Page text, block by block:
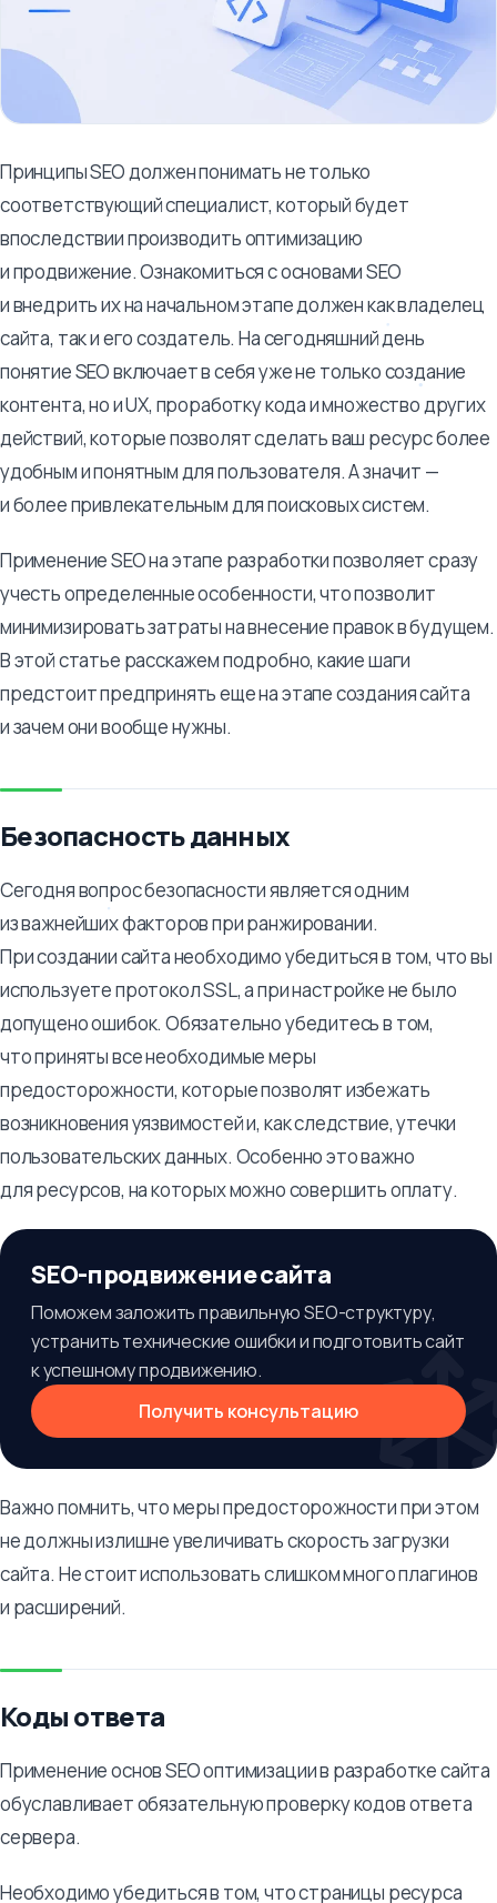
Принципы SEO должен понимать не только
соответствующий специалист, который будет
впоследствии производить оптимизацию
и продвижение. Ознакомиться с основами SEO
и внедрить их на начальном этапе должен как владелец
сайта, так и его создатель. На сегодняшний день
понятие SEO включает в себя уже не только создание
контента, но и UX, проработку кода и множество других
действий, которые позволят сделать ваш ресурс более
удобным и понятным для пользователя. А значит —
и более привлекательным для поисковых систем.
Применение SEO на этапе разработки позволяет сразу
учесть определенные особенности, что позволит
минимизировать затраты на внесение правок в будущем.
В этой статье расскажем подробно, какие шаги
предстоит предпринять еще на этапе создания сайта
и зачем они вообще нужны.
Безопасность данных
Сегодня вопрос безопасности является одним
из важнейших факторов при ранжировании.
При создании сайта необходимо убедиться в том, что вы
используете протокол SSL, а при настройке не было
допущено ошибок. Обязательно убедитесь в том,
что приняты все необходимые меры
предосторожности, которые позволят избежать
возникновения уязвимостей и, как следствие, утечки
пользовательских данных. Особенно это важно
для ресурсов, на которых можно совершить оплату.
SEO-продвижение сайта
Поможем заложить правильную SEO-структуру,
устранить технические ошибки и подготовить сайт
к успешному продвижению.
Получить консультацию
Важно помнить, что меры предосторожности при этом
не должны излишне увеличивать скорость загрузки
сайта. Не стоит использовать слишком много плагинов
и расширений.
Коды ответа
Применение основ SEO оптимизации в разработке сайта
обуславливает обязательную проверку кодов ответа
сервера.
Необходимо убедиться в том, что страницы ресурса